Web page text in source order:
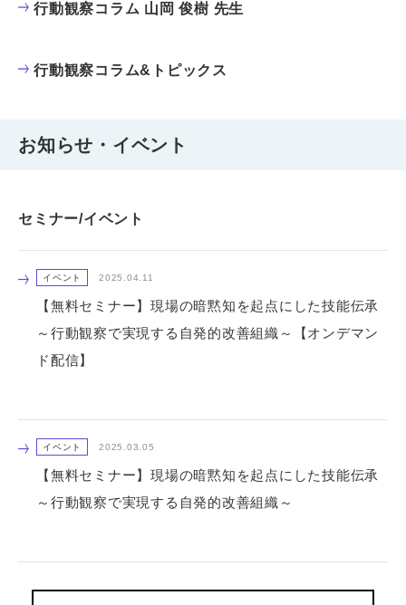
行動観察コラム 山岡 俊樹 先生
行動観察コラム&トピックス
お知らせ・イベント
セミナー/イベント
イベント 2025.04.11
【無料セミナー】現場の暗黙知を起点にした技能伝承
～行動観察で実現する自発的改善組織～【オンデマン
ド配信】
イベント 2025.03.05
【無料セミナー】現場の暗黙知を起点にした技能伝承
～行動観察で実現する自発的改善組織～